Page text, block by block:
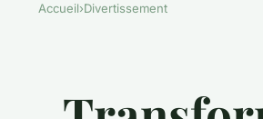
Accueil›Divertissement